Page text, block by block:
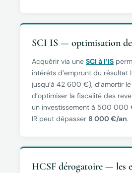
SCI IS — optimisation
Acquérir via une SCI à l’IS
intérêts d’emprunt du résultat
jusqu’à 42 600 €), d’amortir
d’optimiser la fiscalité des
un investissement à 500 000
IR peut dépasser 8 000 €/an.
HCSF dérogatoire — les